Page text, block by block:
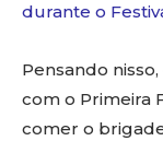
durante o
Pensando
com o Primeira
comer o